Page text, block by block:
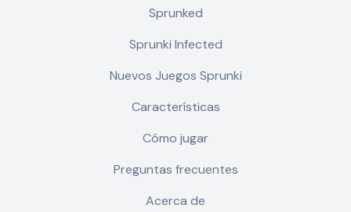
Sprunked
Sprunki Infected
Nuevos Juegos Sprunki
Características
Cómo jugar
Preguntas frecuentes
Acerca de